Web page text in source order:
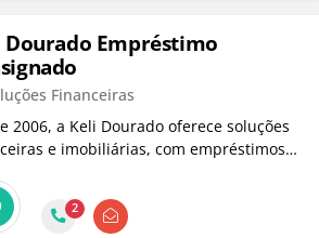
Dourado Empréstimo
Financeiras
2006, a Keli Dourado oferece soluções
e imobiliárias, com empréstimos
para aposentados e servidores.
2